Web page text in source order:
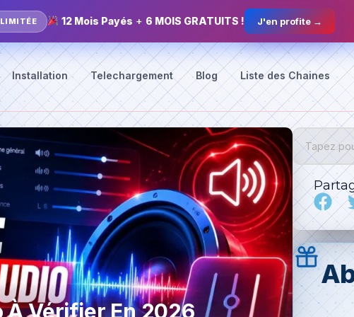
LIMITÉE 12 Mois Payés + 6 MOIS GRATUITS ! J'en profite →
Installation Telechargement Blog Liste des Chaines
À Vérifier En 2026